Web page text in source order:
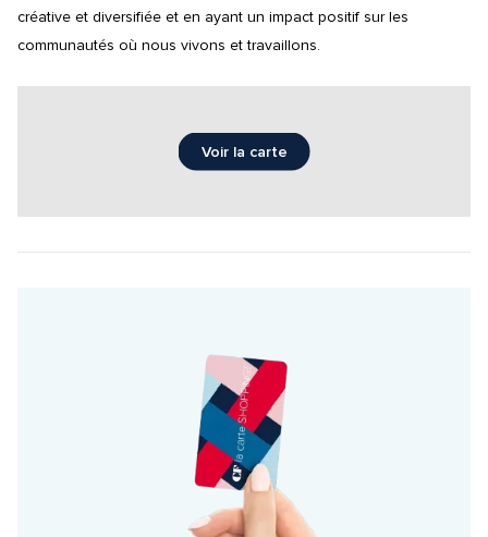
créative et diversifiée et en ayant un impact positif sur les
communautés où nous vivons et travaillons.
Voir la carte